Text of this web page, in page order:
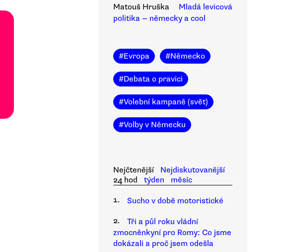
Matouš Hruška
Mladá levicová
politika — německy a cool
#Evropa #Německo
#Debata o pravici
#Volební kampaně (svět)
#Volby v Německu
Nejčtenější
Nejdiskutovanější
24 hod
týden
měsíc
1.
Sucho v době motoristické
2.
Tři a půl roku vládní
zmocněnkyní pro Romy: Co jsme
dokázali a proč jsem odešla